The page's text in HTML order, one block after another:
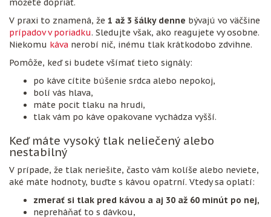
môžete dopriať.
V praxi to znamená, že 1 až 3 šálky denne bývajú vo väčšine
prípadov v poriadku. Sledujte však, ako reagujete vy osobne.
Niekomu káva nerobí nič, inému tlak krátkodobo zdvihne.
Pomôže, keď si budete všímať tieto signály:
po káve cítite búšenie srdca alebo nepokoj,
bolí vás hlava,
máte pocit tlaku na hrudi,
tlak vám po káve opakovane vychádza vyšší.
Keď máte vysoký tlak neliečený alebo
nestabilný
V prípade, že tlak neriešite, často vám kolíše alebo neviete,
aké máte hodnoty, buďte s kávou opatrní. Vtedy sa oplatí:
zmerať si tlak pred kávou a aj 30 až 60 minút po nej,
nepreháňať to s dávkou,